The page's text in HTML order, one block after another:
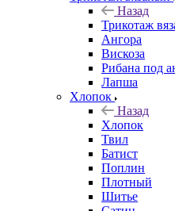
Назад
Трикотаж
Ангора
Вискоза
Рибана под
Лапша
Хлопок
Назад
Хлопок
Твил
Батист
Поплин
Плотный
Шитье